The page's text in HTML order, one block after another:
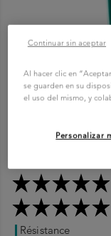
LARGOS FORTALECIDOS,
Résistance
Al hacer clic en
se guarden en su
el uso del mismo, y
Personalizar
Continuar sin aceptar